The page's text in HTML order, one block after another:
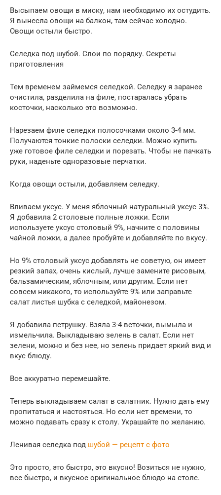
Высыпаем овощи в миску, нам необходимо их остудить.
Я вынесла овощи на балкон, там сейчас холодно.
Овощи остыли быстро.
Селедка под шубой. Слои по порядку. Секреты
приготовления
Тем временем займемся селедкой. Селедку я заранее
очистила, разделила на филе, постаралась убрать
косточки, насколько это возможно.
Нарезаем филе селедки полосочками около 3-4 мм.
Получаются тонкие полоски селедки. Можно купить
уже готовое филе селедки и порезать. Чтобы не пачкать
руки, наденьте одноразовые перчатки.
Когда овощи остыли, добавляем селедку.
Вливаем уксус. У меня яблочный натуральный уксус 3%.
Я добавила 2 столовые полные ложки. Если
используете уксус столовый 9%, начните с половины
чайной ложки, а далее пробуйте и добавляйте по вкусу.
Но 9% столовый уксус добавлять не советую, он имеет
резкий запах, очень кислый, лучше замените рисовым,
бальзамическим, яблочным, или другим. Если нет
совсем никакого, то используйте 9% или заправьте
салат листья шубка с селедкой, майонезом.
Я добавила петрушку. Взяла 3-4 веточки, вымыла и
измельчила. Выкладываю зелень в салат. Если нет
зелени, можно и без нее, но зелень придает яркий вид и
вкус блюду.
Все аккуратно перемешайте.
Теперь выкладываем салат в салатник. Нужно дать ему
пропитаться и настояться. Но если нет времени, то
можно подавать сразу к столу. Украшайте по желанию.
Ленивая селедка под шубой — рецепт с фото
Это просто, это быстро, это вкусно! Возиться не нужно,
все быстро, и вкусное оригинальное блюдо на столе.